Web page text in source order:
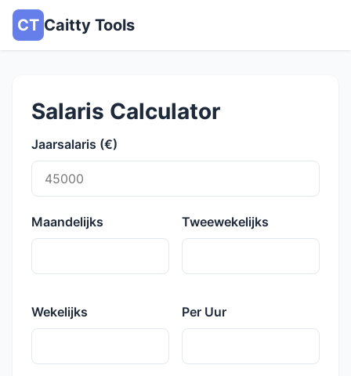
CT Caitty Tools
Salaris Calculator
Jaarsalaris (€)
Maandelijks Tweewekelijks
Wekelijks Per Uur